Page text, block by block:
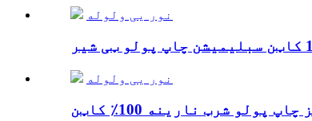
نور یی ولوله
نور یی ولوله